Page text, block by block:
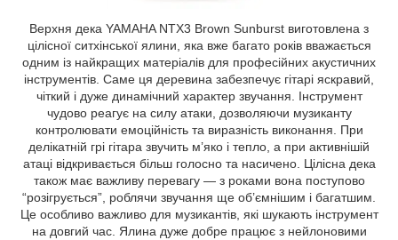
Верхня дека YAMAHA NTX3 Brown Sunburst виготовлена з
цілісної ситхінської ялини, яка вже багато років вважається
одним із найкращих матеріалів для професійних акустичних
інструментів. Саме ця деревина забезпечує гітарі яскравий,
чіткий і дуже динамічний характер звучання. Інструмент
чудово реагує на силу атаки, дозволяючи музиканту
контролювати емоційність та виразність виконання. При
делікатній грі гітара звучить м’яко і тепло, а при активнішій
атаці відкривається більш голосно та насичено. Цілісна дека
також має важливу перевагу — з роками вона поступово
“розігрується”, роблячи звучання ще об’ємнішим і багатшим.
Це особливо важливо для музикантів, які шукають інструмент
на довгий час. Ялина дуже добре працює з нейлоновими